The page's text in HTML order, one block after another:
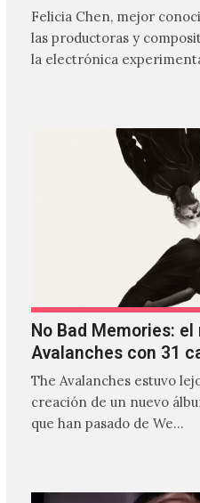
Felicia Chen, mejor
las productoras y
la electrónica
No Bad Memories:
Avalanches con 31
The Avalanches estuvo
creación de un nuevo
que han pasado de We…